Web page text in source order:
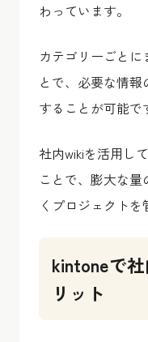
わっています。
カテゴリーごと
とで、必要な情
することが可能で
社内wikiを活用し
ことで、膨大な
くプロジェクトを
kintoneで
リット